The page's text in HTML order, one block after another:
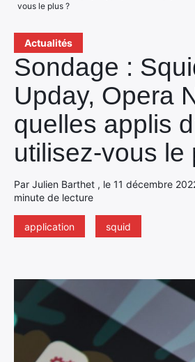
Actualités
Sondage :
Upday, Opera
quelles applis
utilisez-vous le
Par Julien Barthet , le 11 décembre
minute de lecture
application squid
vous le plus ?